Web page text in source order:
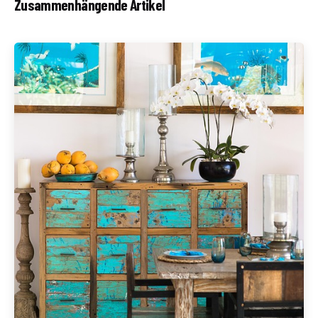
Zusammenhängende Artikel
Geschrieben von
Redaktion Immofragen AT